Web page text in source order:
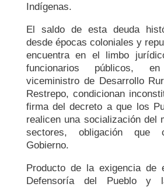
Indígenas.
El saldo de esta deuda
desde épocas coloniales y
encuentra en el limbo
funcionarios públicos,
viceministro de Desarrollo
Restrepo, condicionan
firma del decreto a que los
realicen una socialización del
sectores, obligación que
Gobierno.
Producto de la exigencia
Defensoría del Pueblo y